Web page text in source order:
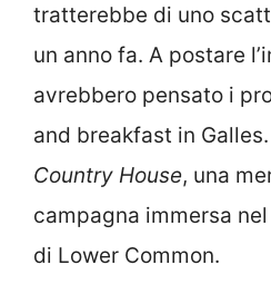
tratterebbe di uno
un anno fa. A postare
avrebbero pensato i
and breakfast in
Country House, una
campagna immersa
di Lower Common.